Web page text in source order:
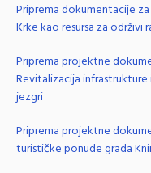
Priprema dokumentacije
Krke kao resursa za
Priprema projektne
Revitalizacija
jezgri
Priprema projektne
turističke ponude grada